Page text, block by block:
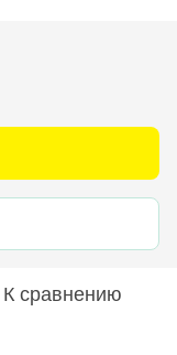
К сравнению